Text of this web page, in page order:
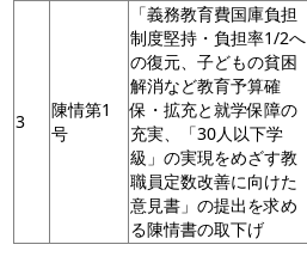
3
陳情第1
号
「義務教育費国庫負担
制度堅持・負担率1/2へ
の復元、子どもの貧困
解消など教育予算確
保・拡充と就学保障の
充実、「30人以下学
級」の実現をめざす教
職員定数改善に向けた
意見書」の提出を求め
る陳情書の取下げ